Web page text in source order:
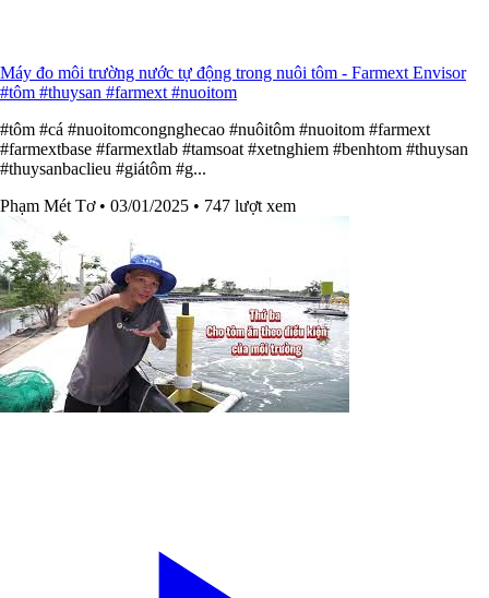
Máy đo môi trường nước tự động trong nuôi tôm - Farmext Envisor
#tôm #thuysan #farmext #nuoitom
#tôm #cá #nuoitomcongnghecao #nuôitôm #nuoitom #farmext
#farmextbase #farmextlab #tamsoat #xetnghiem #benhtom #thuysan
#thuysanbaclieu #giátôm #g...
Phạm Mét Tơ • 03/01/2025 • 747 lượt xem